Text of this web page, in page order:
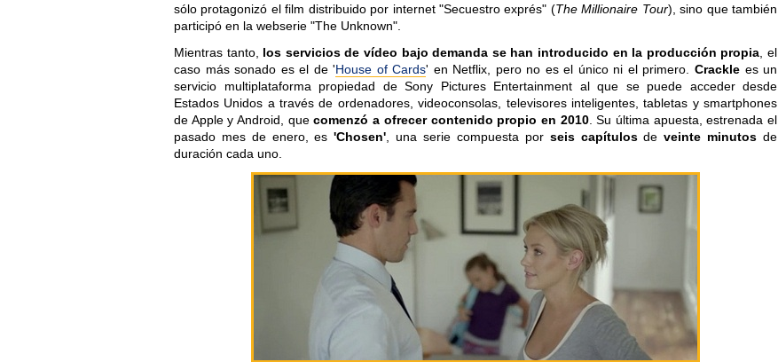
sólo protagonizó el film distribuido por internet "Secuestro exprés" (The Millionaire Tour), sino que también
participó en la webserie "The Unknown".
Mientras tanto, los servicios de vídeo bajo demanda se han introducido en la producción propia , el
caso más sonado es el de 'House of Cards' en Netflix, pero no es el único ni el primero. Crackle es un
servicio multiplataforma propiedad de Sony Pictures Entertainment al que se puede acceder desde
Estados Unidos a través de ordenadores, videoconsolas, televisores inteligentes, tabletas y smartphones
de Apple y Android, quecomenzó a ofrecer contenido propio en 2010. Su última apuesta, estrenada el
pasado mes de enero, es'Chosen' , una serie compuesta por seis capítulosdeveinte minutos de
duración cada uno.